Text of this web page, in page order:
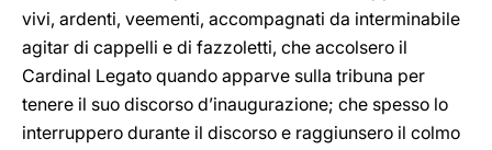
vivi, ardenti, veementi, accompagnati da interminabile
agitar di cappelli e di fazzoletti, che accolsero il
Cardinal Legato quando apparve sulla tribuna per
tenere il suo discorso d’inaugurazione; che spesso lo
interruppero durante il discorso e raggiunsero il colmo